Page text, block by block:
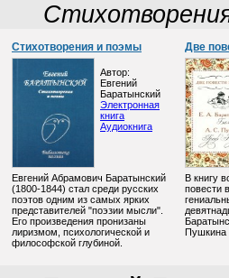
Стихотворения и поэмы
Автор:
Евгений
Баратынский
Электронная
книга
Аудиокнига
Евгений Абрамович Баратынский
(1800-1844) стал среди русских
поэтов одним из самых ярких
представителей "поэзии мысли".
Его произведения пронизаны
лиризмом, психологической и
философской глубиной.
Две
В книгу
повести
Пушкина